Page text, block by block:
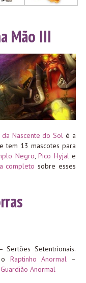
Mão III
Nascente do Sol é a
tem 13 mascotes para
Negro,Pico Hyjale
completo sobre esses
Setentrionais.
Raptinho Anormal–
Guardião Anormal